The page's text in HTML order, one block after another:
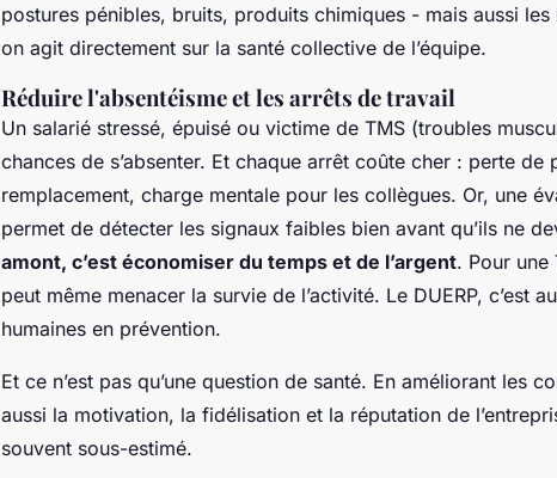
postures pénibles, bruits, produits chimiques - mais aussi les
on agit directement sur la santé collective de l’équipe.
Réduire l'absentéisme et les arrêts de travail
Un salarié stressé, épuisé ou victime de TMS (troubles
chances de s’absenter. Et chaque arrêt coûte cher : perte
remplacement, charge mentale pour les collègues. Or, une
permet de détecter les signaux faibles bien avant qu’ils ne
amont, c’est économiser du temps et de l’argent. Pour une
peut même menacer la survie de l’activité. Le DUERP, c’est
humaines en prévention.
Et ce n’est pas qu’une question de santé. En améliorant les
aussi la motivation, la fidélisation et la réputation de
souvent sous-estimé.